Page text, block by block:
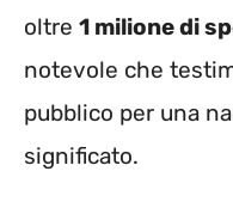
oltre 1 milione di
notevole che
pubblico per una
significato.